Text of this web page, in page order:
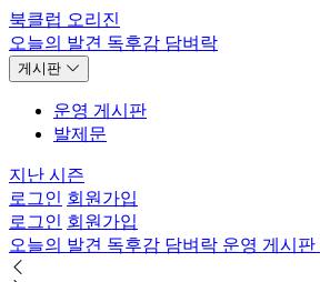
북클럽 오리진
오늘의 발견 독후감 담벼락
게시판
운영 게시판
발제문
지난 시즌
로그인 회원가입
로그인 회원가입
오늘의 발견 독후감 담벼락 운영 게시판